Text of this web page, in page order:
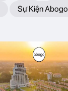
Sự Kiện Abogo